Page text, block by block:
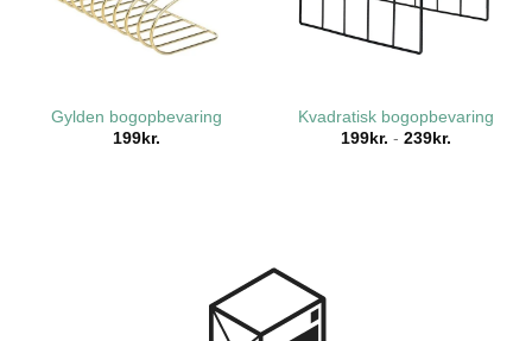
Gylden bogopbevaring
199kr.
Kvadratisk bogopbevaring
199 kr. - 239 kr.